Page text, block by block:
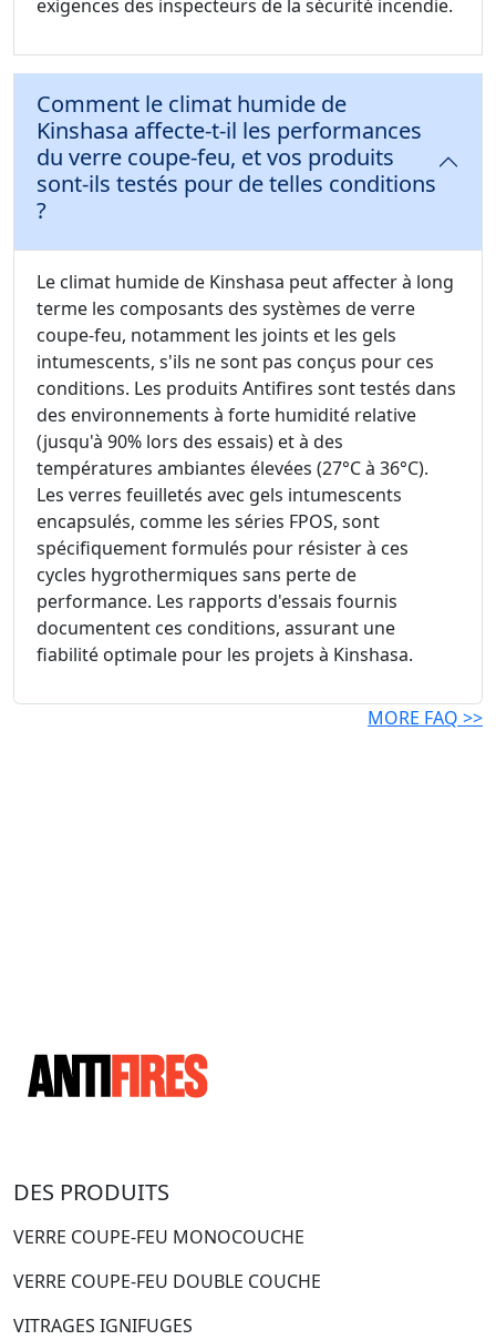
exigences des inspecteurs de la sécurité incendie.
Comment le climat humide de
Kinshasa affecte-t-il les performances
du verre coupe-feu, et vos produits
sont-ils testés pour de telles conditions
?
Le climat humide de Kinshasa peut affecter à long
terme les composants des systèmes de verre
coupe-feu, notamment les joints et les gels
intumescents, s'ils ne sont pas conçus pour ces
conditions. Les produits Antifires sont testés dans
des environnements à forte humidité relative
(jusqu'à 90% lors des essais) et à des
températures ambiantes élevées (27°C à 36°C).
Les verres feuilletés avec gels intumescents
encapsulés, comme les séries FPOS, sont
spécifiquement formulés pour résister à ces
cycles hygrothermiques sans perte de
performance. Les rapports d'essais fournis
documentent ces conditions, assurant une
fiabilité optimale pour les projets à Kinshasa.
MORE FAQ >>
DES PRODUITS
VERRE COUPE-FEU MONOCOUCHE
VERRE COUPE-FEU DOUBLE COUCHE
VITRAGES IGNIFUGES